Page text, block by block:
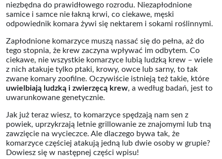
niezbędna do prawidłowego rozrodu. Niezapłodnione
samice i samce nie łakną krwi, co ciekawe, męski
odpowiednik komara żywi się nektarem i sokami roślinnymi.
Zapłodnione komarzyce muszą nassać się do pełna, aż do
tego stopnia, że krew zaczyna wpływać im odbytem. Co
ciekawe, nie wszystkie komarzyce lubią ludzką krew – wiele
z nich atakuje tylko ptaki, krowy, owce lub sarny, to tak
zwane komary zoofilne. Oczywiście istnieją też takie, które
uwielbiają ludzką i zwierzęcą krew, a według badań, jest to
uwarunkowane genetycznie.
Jak już teraz wiesz, to komarzyce spędzają nam sen z
powiek, uprzykrzają letnie grillowanie ze znajomymi lub tną
zawzięcie na wycieczce. Ale dlaczego bywa tak, że
komarzyce częściej atakują jedną lub dwie osoby w grupie?
Dowiesz się w następnej części wpisu!